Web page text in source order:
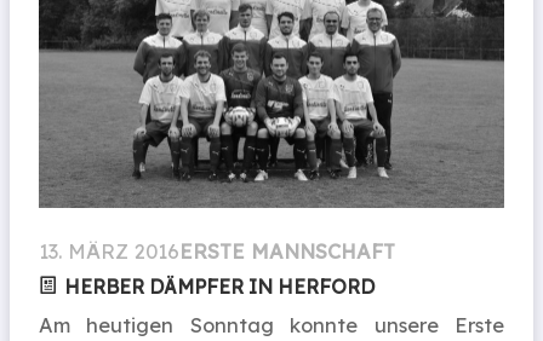
13. MÄRZ 2016ERSTE MANNSCHAFT
HERBER DÄMPFER IN HERFORD
Am heutigen Sonntag konnte unsere Erste